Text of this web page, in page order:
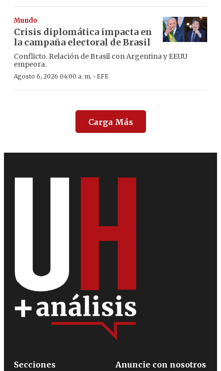
Mundo
Crisis diplomática impacta en
la campaña electoral de Brasil
Conflicto. Relación de Brasil con Argentina y EEUU
empeora.
Agosto 6, 2026 04:00 a. m. · EFE
Carga Más
Secciones
Anuncie con nosotros